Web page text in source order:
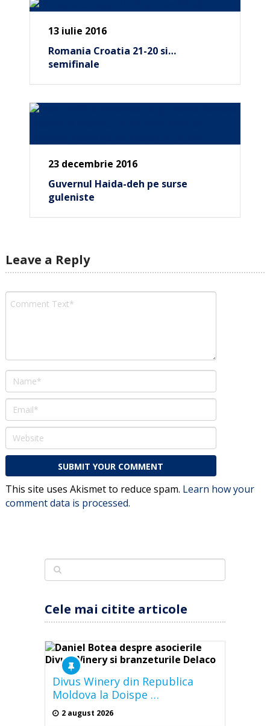
13 iulie 2016
Romania Croatia 21-20 si…
semifinale
23 decembrie 2016
Guvernul Haida-deh pe surse
guleniste
Leave a Reply
This site uses Akismet to reduce spam. Learn how your
comment data is processed.
Cele mai citite articole
Divus Winery din Republica
Moldova la Doispe …
2 august 2026